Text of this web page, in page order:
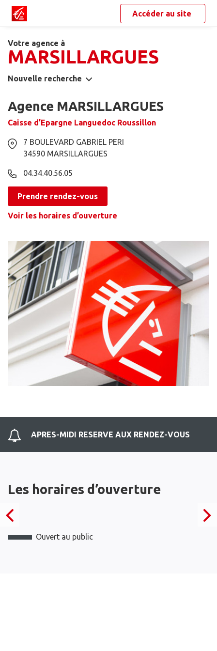
Accéder au site
Votre agence à
MARSILLARGUES
Nouvelle recherche
Agence MARSILLARGUES
Caisse d’Epargne Languedoc Roussillon
7 BOULEVARD GABRIEL PERI
34590 MARSILLARGUES
04.34.40.56.05
Prendre rendez-vous
Voir les horaires d’ouverture
APRES-MIDI RESERVE AUX RENDEZ-VOUS
Les horaires d’ouverture
Ouvert au public